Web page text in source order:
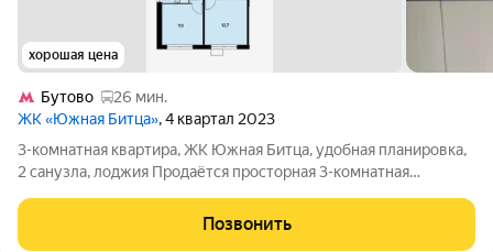
хорошая цена
Бутово
26 мин.
ЖК «Южная Битца», 4 квартал 2023
3-комнатная квартира, ЖК Южная Битца, удобная планировка,
2 санузла, лоджия Продаётся просторная 3-комнатная
отличный вариант для семьи или инвестиций. Планировка:
кухня-гостиная (при желании
Позвонить